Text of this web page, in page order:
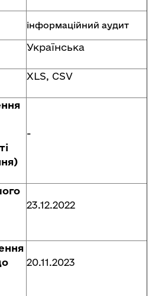
інформаційний аудит
Українська
XLS, CSV
-
23.12.2022
20.11.2023